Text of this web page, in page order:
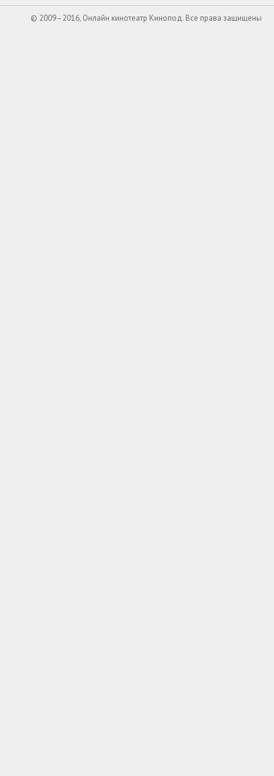
© 2009–2016, Онлайн кинотеатр Кинопод. Все права защищены